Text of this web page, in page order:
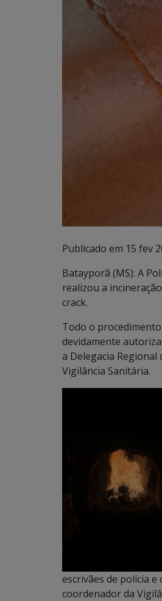
Publicado em 15 fev
Batayporã (MS): A
realizou a
crack.
Todo o
devidamente
a Delegacia Regional
Vigilância Sanitária.
escrivães de polícia
coordenador da